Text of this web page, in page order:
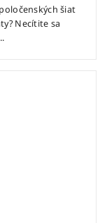
šiat
Necítite sa